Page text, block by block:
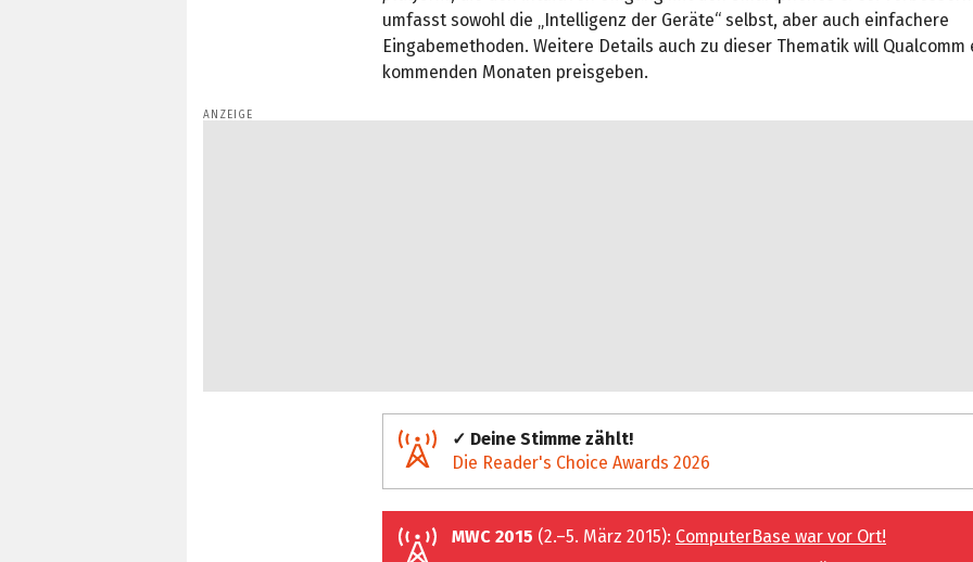
umfasst sowohl die „Intelligenz der Geräte“ selbst, aber auch einfachere
Eingabemethoden. Weitere Details auch zu dieser Thematik will Qualcomm
kommenden Monaten preisgeben.
✓ Deine Stimme zählt!
Die Reader's Choice Awards 2026
MWC 2015 (2.–5. März 2015): ComputerBase war vor Ort!